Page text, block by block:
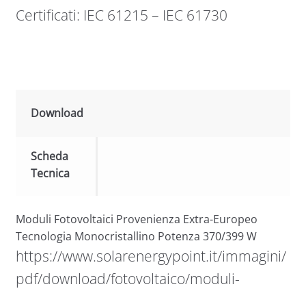
Certificati: IEC 61215 – IEC 61730
Download
Scheda
Tecnica
Moduli Fotovoltaici Provenienza Extra-Europeo
Tecnologia Monocristallino Potenza 370/399 W
https://www.solarenergypoint.it/immagini/
pdf/download/fotovoltaico/moduli-